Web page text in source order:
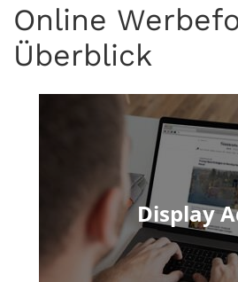
Online
Überblick
Display